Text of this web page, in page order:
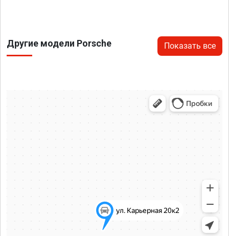
Другие модели Porsche Показать все